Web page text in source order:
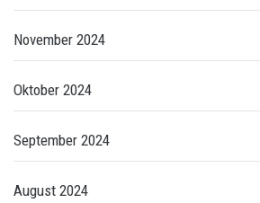
November 2024
Oktober 2024
September 2024
August 2024